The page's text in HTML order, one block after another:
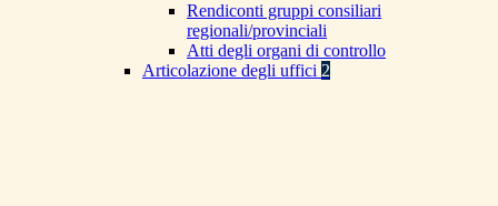
Rendiconti gruppi consiliari
regionali/provinciali
Atti degli organi di controllo
Articolazione degli uffici 2